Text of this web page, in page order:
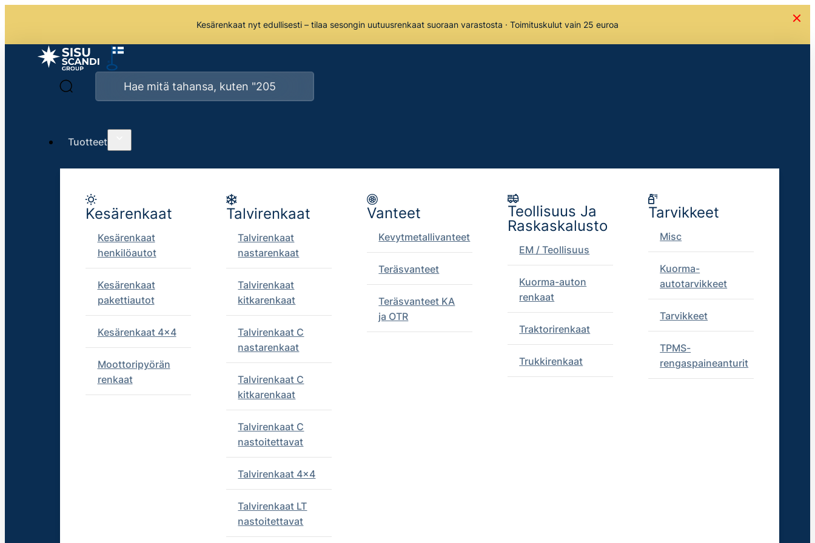
Kesärenkaat nyt edullisesti – tilaa sesongin uutuusrenkaat suoraan varastosta · Toimituskulut vain 25 euroa
Tuotteet
Kesärenkaat
Kesärenkaat
henkilöautot
Kesärenkaat
pakettiautot
Kesärenkaat 4x4
Moottoripyörän
renkaat
Talvirenkaat
Talvirenkaat
nastarenkaat
Talvirenkaat
kitkarenkaat
Talvirenkaat C
nastarenkaat
Talvirenkaat C
kitkarenkaat
Talvirenkaat C
nastoitettavat
Talvirenkaat 4x4
Talvirenkaat LT
nastoitettavat
Vanteet
Kevytmetallivanteet
Teräsvanteet
Teräsvanteet KA
ja OTR
Teollisuus Ja
Raskaskalusto
EM / Teollisuus
Kuorma-auton
renkaat
Traktorirenkaat
Trukkirenkaat
Tarvikkeet
Misc
Kuorma-
autotarvikkeet
Tarvikkeet
TPMS-
rengaspaineanturit